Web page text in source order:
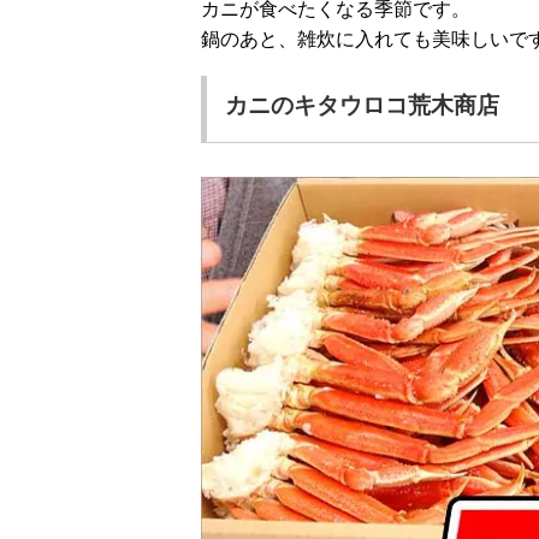
カニが食べたくなる季節です。
鍋のあと、雑炊に入れても美味しいで
カニのキタウロコ荒木商店